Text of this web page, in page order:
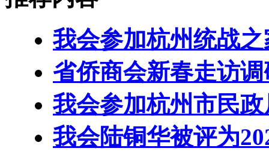
我会参加杭州统战
省侨商会新春走访
我会参加杭州市民
我会陆铜华被评为